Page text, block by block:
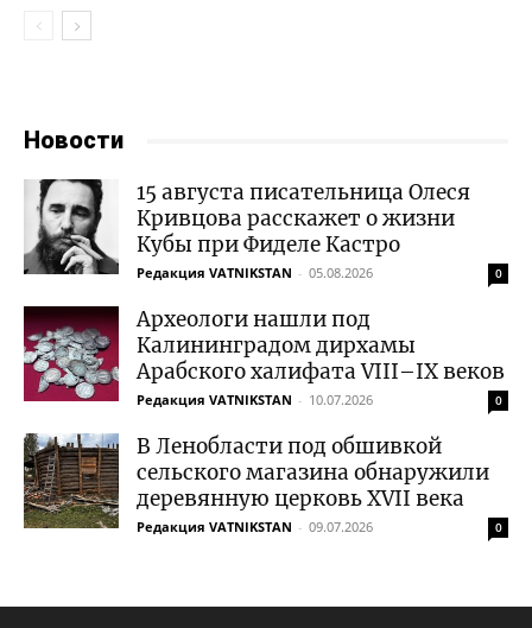
Новости
15 августа писательница Олеся
Кривцова расскажет о жизни
Кубы при Фиделе Кастро
Редакция VATNIKSTAN - 05.08.2026 0
Археологи нашли под
Калининградом дирхамы
Арабского халифата VIII–IX веков
Редакция VATNIKSTAN - 10.07.2026 0
В Ленобласти под обшивкой
сельского магазина обнаружили
деревянную церковь XVII века
Редакция VATNIKSTAN - 09.07.2026 0